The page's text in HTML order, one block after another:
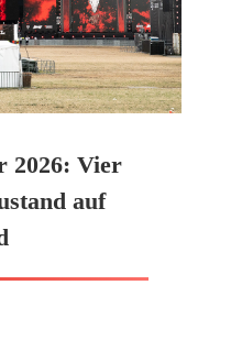
2026: Vier
auf